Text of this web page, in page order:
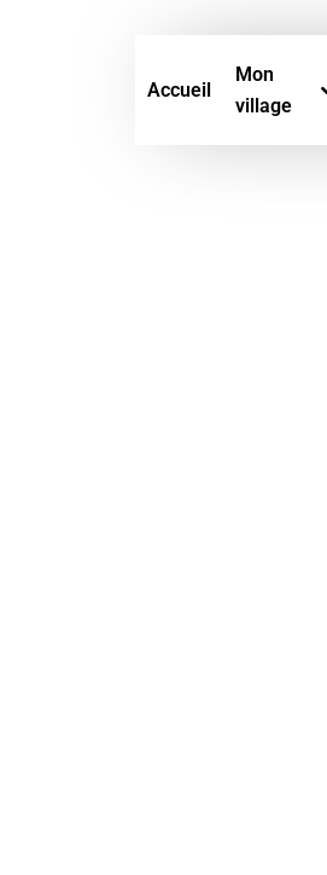
Accueil
Mon
village